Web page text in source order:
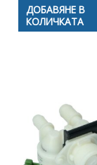
ДОБАВЯНЕ В
КОЛИЧКАТА